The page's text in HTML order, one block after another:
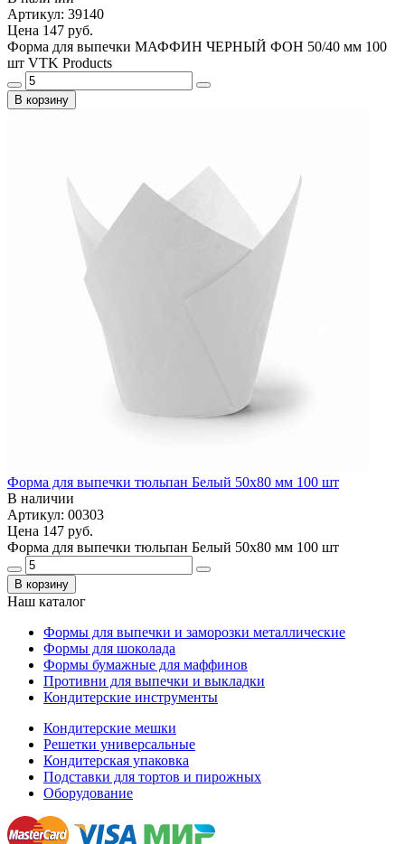
Артикул: 39140
Цена 147 руб.
Форма для выпечки МАФФИН ЧЕРНЫЙ ФОН 50/40 мм 100
шт VTK Products
В корзину
Форма для выпечки тюльпан Белый 50x80 мм 100 шт
В наличии
Артикул: 00303
Цена 147 руб.
Форма для выпечки тюльпан Белый 50x80 мм 100 шт
В корзину
Наш каталог
Формы для выпечки и заморозки металлические
Формы для шоколада
Формы бумажные для маффинов
Противни для выпечки и выкладки
Кондитерские инструменты
Кондитерские мешки
Решетки универсальные
Кондитерская упаковка
Подставки для тортов и пирожных
Оборудование